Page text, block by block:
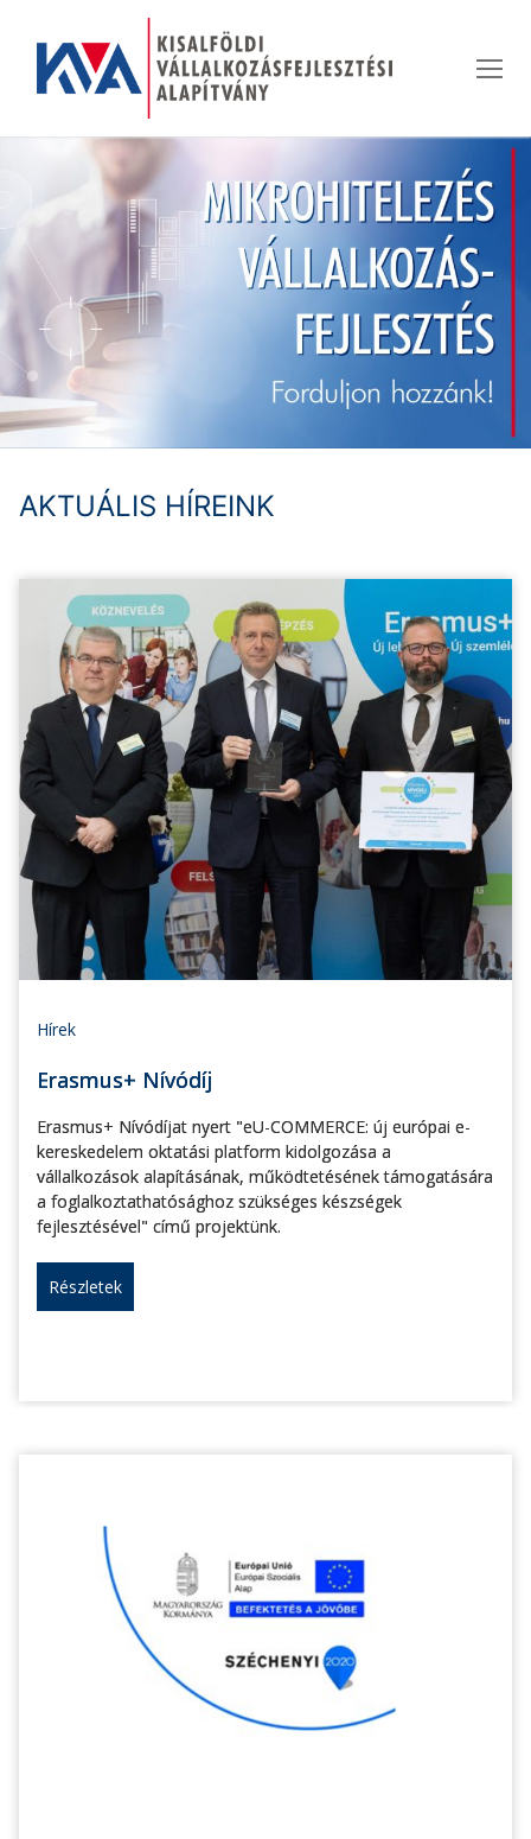
tartalomra
AKTUÁLIS HÍREINK
Hírek
Erasmus+ Nívódíj
Erasmus+ Nívódíjat nyert "eU-COMMERCE: új európai e-
kereskedelem oktatási platform kidolgozása a
vállalkozások alapításának, működtetésének támogatására
a foglalkoztathatósághoz szükséges készségek
fejlesztésével" című projektünk.
Részletek